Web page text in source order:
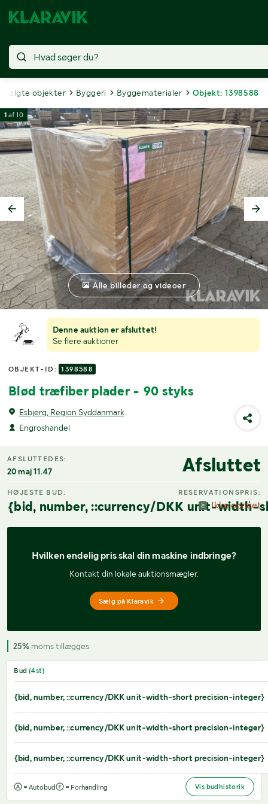
Solgte objekter Byggeri Byggematerialer Objekt: 1398588
Denne auktion er afsluttet!
Se flere auktioner
OBJEKT-ID: 1398588
Blød træfiber plader - 90 styks
Esbjerg, Region Syddanmark
Engroshandel
1 af10
Alle billeder og videoer
AFSLUTTEDES:
20 maj 11.47 Afsluttet
HØJESTE BUD:
{bid, number, ::currency/DKK unit-width-
RESERVATIONSPRIS:
Ikke opnået
Hvilken endelig pris skal din maskine indbringe?
Kontakt din lokale auktionsmægler.
Sælg på Klaravik
25% moms tillægges
Bud (4st)
{bid, number, ::currency/DKK unit-width-short precision-integer}
{bid, number, ::currency/DKK unit-width-short precision-integer}
{bid, number, ::currency/DKK unit-width-short precision-integer}
= Autobud = Forhandling Vis budhistorik